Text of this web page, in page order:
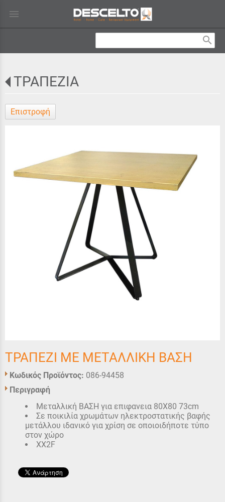
menu
search
ΤΡΑΠΕΖΙΑ
Επιστροφή
ΤΡΑΠΕΖΙ ΜΕ ΜΕΤΑΛΛΙΚΗ ΒΑΣΗ
Κωδικός Προϊόντος: 086-94458
Περιγραφή
Μεταλλική ΒΑΣΗ για επιφανεια 80Χ80 73cm
Σε ποικιλία χρωμάτων ηλεκτροστατικής βαφής
μετάλλου ιδανικό για χρίση σε οποιοιδήποτε τύπο
στον χώρο
XX2F